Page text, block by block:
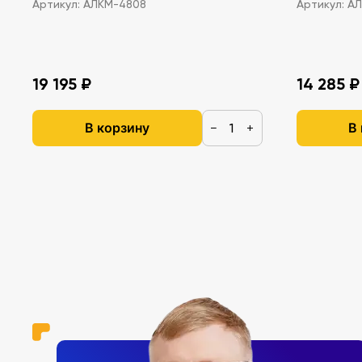
Артикул: АЛКМ-4808
19 195 ₽
В корзину − +
Артикул:
14 285 ₽
В